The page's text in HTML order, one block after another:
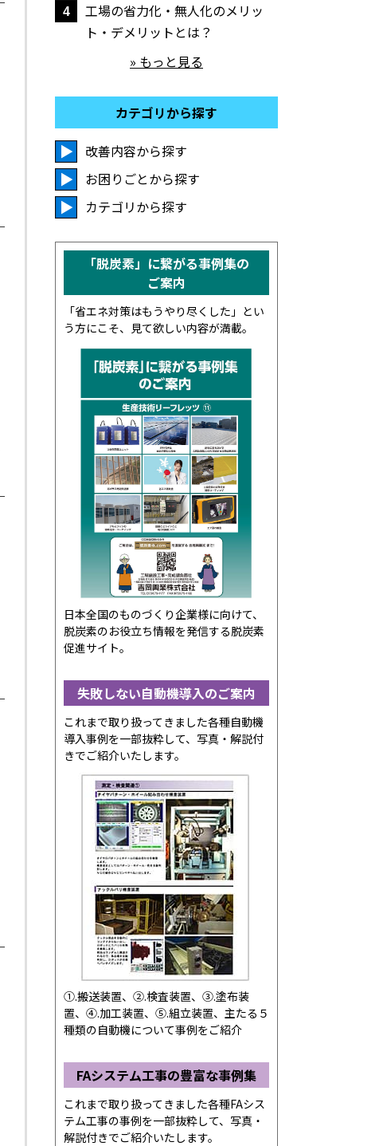
4
工場の省力化・無人化のメリッ
ト・デメリットとは？
» もっと見る
カテゴリから探す
改善内容から探す
お困りごとから探す
カテゴリから探す
「脱炭素」に繋がる事例集の
ご案内
「省エネ対策はもうやり尽くした」とい
う方にこそ、見て欲しい内容が満載。
日本全国のものづくり企業様に向けて、
脱炭素のお役立ち情報を発信する脱炭素
促進サイト。
失敗しない自動機導入のご案内
これまで取り扱ってきました各種自動機
導入事例を一部抜粋して、写真・解説付
きでご紹介いたします。
①.搬送装置、②.検査装置、③.塗布装
置、④.加工装置、⑤.組立装置、主たる５
種類の自動機について事例をご紹介
FAシステム工事の豊富な事例集
これまで取り扱ってきました各種FAシス
テム工事の事例を一部抜粋して、写真・
解説付きでご紹介いたします。